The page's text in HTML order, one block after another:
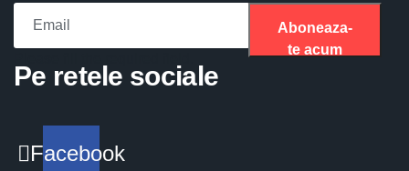
Aboneaza-
te acum
Pe retele sociale
Facebook